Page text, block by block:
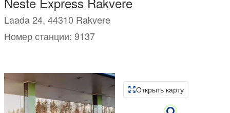
Laada 24, 44310 Rakvere
Номер станции: 9137
Открыть карту